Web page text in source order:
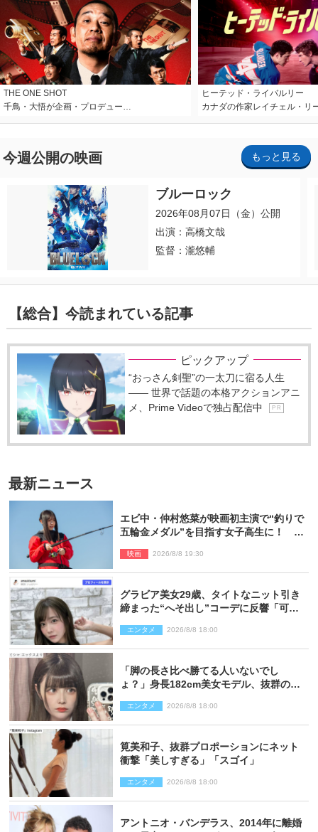
THE ONE SHOT
千鳥・大悟が企画・プロデュー…
ヒーテッド・ライバルリー
カナダの作家レイチェル・リ
今週公開の映画 もっと見る
ブルーロック
2026年08月07日（金）公開
出演：高橋文哉
監督：瀧悠輔
【総合】今読まれている記事
ピックアップ
“おっさん剣聖”の一太刀に宿る人生
―― 世界で話題の本格アクションアニ
メ、Prime Videoで独占配信中
P R
最新ニュース
エビ中・仲村悠菜が映画初主演で“釣りで
五輪金メダル”を目指す女子高生に！ 映
映画 2026/8/8 19:30
グラビア美女29歳、タイトなニット引き
締まった“へそ出し”コーデに反響「可愛
エンタメ 2026/8/8 18:00
「脚の長さ比べ勝てる人いないでし
ょ？」身長182cm美女モデル、抜群のプ
エンタメ 2026/8/8 18:00
筧美和子、抜群プロポーションにネット
衝撃「美しすぎる」「スゴイ」
エンタメ 2026/8/8 18:00
アントニオ・バンデラス、2014年に離婚